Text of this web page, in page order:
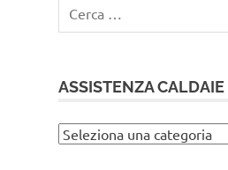
per:
ASSISTENZA CALDAIE
Assistenza